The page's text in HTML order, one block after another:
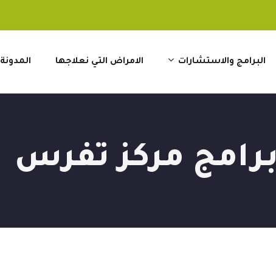
البرامج والاستشارات الامراض التي نعلاجها المدونة
برامج مركز تفرس